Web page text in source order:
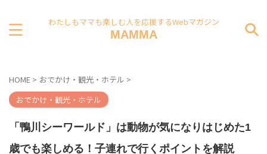
わたしもママも楽しむ人を応援するWebマガジン
MAMMA
HOME > おでかけ・観光・ホテル >
おでかけ・観光・ホテル
「鴨川シーワールド」は動物が気になりはじめた1
歳でも楽しめる！子連れで行くポイントを解説